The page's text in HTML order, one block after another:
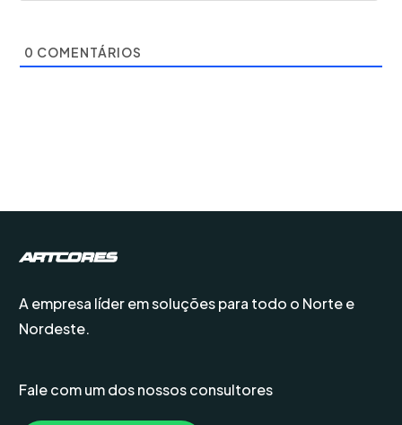
0 COMENTÁRIOS
A empresa líder em soluções para todo o Norte e
Nordeste.
Fale com um dos nossos consultores